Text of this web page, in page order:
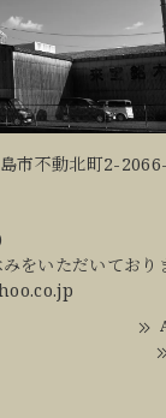
市不動北町2-
をいただいており